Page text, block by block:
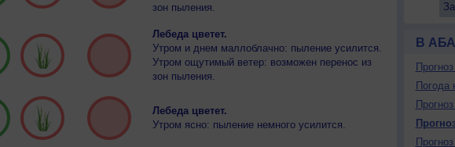
зон пыления.
Лебеда цветет.
Утром и днем маллоблачно: пыление усилится.
Утром ощутимый ветер: возможен перенос из
зон пыления.
Лебеда цветет.
Утром ясно: пыление немного усилится.
В
Погода